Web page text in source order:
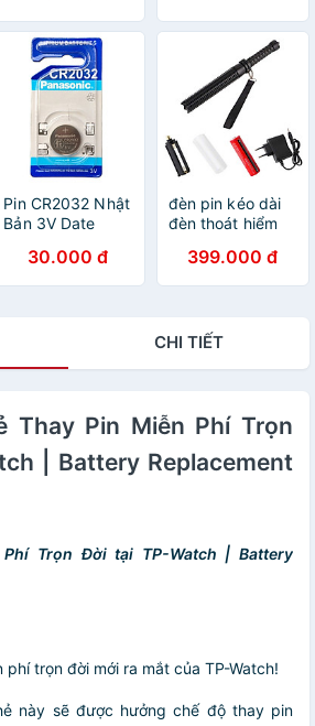
(AG10) Chính
Hãng TMI Giá Rẻ
Date 4 Năm
Thiết Bị Điện Tử,
Dụng Cụ, Gia
Dụng
Pin CR2032 Nhật
Bản 3V Date
Cấp30.000 đ
đèn pin kéo dài
đèn thoát hiểm
nguyên khối.
399.000 đ
CHI TIẾT
Thay Pin Miễn Phí Trọn
| Battery Replacement
Trọn Đời tại TP-Watch | Battery
phí trọn đời mới ra mắt của TP-Watch!
này sẽ được hưởng chế độ thay pin